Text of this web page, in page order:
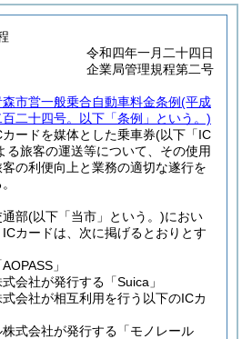
令和四年一月二十四日
企業局管理規程第二号
森市営一般乗合自動車料金条例(平成
二十四号。以下「条例」という。)
ードを媒体とした乗車券(以下「IC
る旅客の運送等について、その使用
の利便向上と業務の適切な遂行を
通部(以下「当市」という。)におい
カードは、次に掲げるとおりとす
」
会社が発行する「Suica」
会社が相互利用を行う以下のICカ
式会社が発行する「モノレール